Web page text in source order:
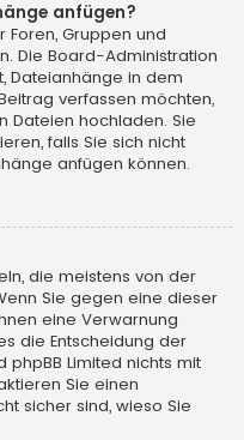
anfügen?
Foren, Gruppen und
Die Board-Administration
Dateianhänge in dem
verfassen möchten,
Dateien hochladen. Sie
falls Sie sich nicht
anfügen können.
die meistens von der
Sie gegen eine dieser
eine Verwarnung
die Entscheidung der
phpBB Limited nichts mit
Sie einen
sicher sind, wieso Sie